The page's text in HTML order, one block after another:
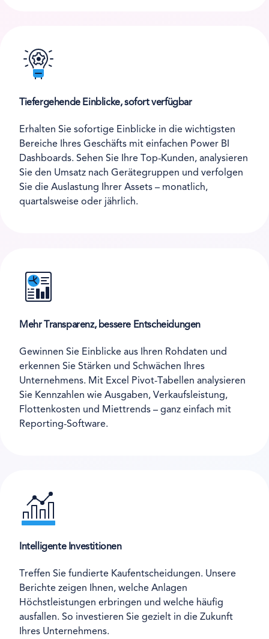
Tiefergehende Einblicke, sofort verfügbar
Erhalten Sie sofortige Einblicke in die wichtigsten
Bereiche Ihres Geschäfts mit einfachen Power BI
Dashboards. Sehen Sie Ihre Top-Kunden, analysieren
Sie den Umsatz nach Gerätegruppen und verfolgen
Sie die Auslastung Ihrer Assets – monatlich,
quartalsweise oder jährlich.
Mehr Transparenz, bessere Entscheidungen
Gewinnen Sie Einblicke aus Ihren Rohdaten und
erkennen Sie Stärken und Schwächen Ihres
Unternehmens. Mit Excel Pivot-Tabellen analysieren
Sie Kennzahlen wie Ausgaben, Verkaufsleistung,
Flottenkosten und Miettrends – ganz einfach mit
Reporting-Software.
Intelligente Investitionen
Treffen Sie fundierte Kaufentscheidungen. Unsere
Berichte zeigen Ihnen, welche Anlagen
Höchstleistungen erbringen und welche häufig
ausfallen. So investieren Sie gezielt in die Zukunft
Ihres Unternehmens.